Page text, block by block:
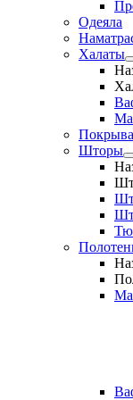
Одеяла
Халаты
Шторы